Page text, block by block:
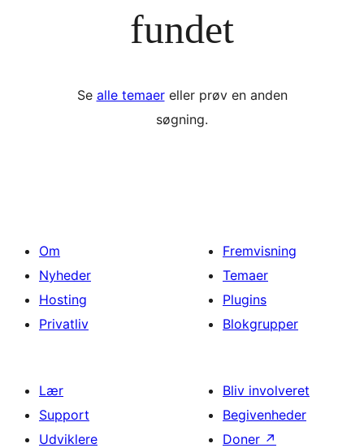
fundet
Se alle temaereller prøv en anden
søgning.
Om
Nyheder
Hosting
Privatliv
Fremvisning
Temaer
Plugins
Blokgrupper
Lær
Support
Udviklere
Bliv involveret
Begivenheder
Doner ↗